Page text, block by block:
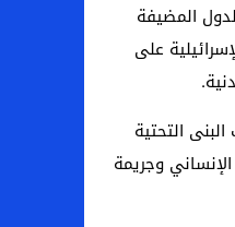
المضيفة
على
التحتية
وجريمة